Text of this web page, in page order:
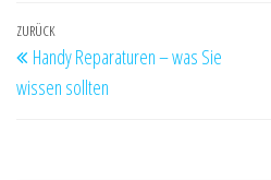
Beitragsnavigation
Vorheriger
Beitrag
ZURÜCK
Handy Reparaturen – was Sie
wissen sollten